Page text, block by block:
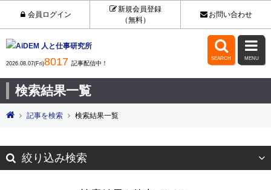
会員ログイン
新規会員登録
（無料）
お問い合わせ
2026.08.07(Fri)8017 記事配信中！

SEARCH

MENU
検索結果一覧
記事を検索 検索結果一覧
絞り込み検索